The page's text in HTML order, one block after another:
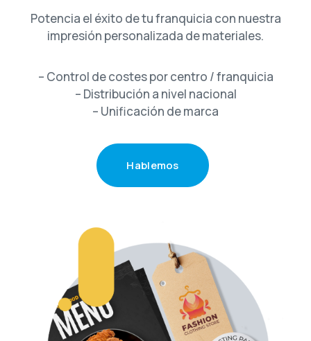
Potencia el éxito de tu franquicia con nuestra
impresión personalizada de materiales.
– Control de costes por centro / franquicia
– Distribución a nivel nacional
– Unificación de marca
Hablemos